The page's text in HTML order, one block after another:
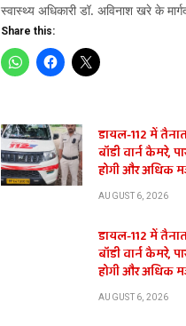
स्वास्थ्य अधिकारी डॉ. अविनाश खरे के
Share this:
डायल-112 में
बॉडी वार्न कैमरे,
होगी और अधिक
AUGUST 6, 2026
डायल-112 में
बॉडी वार्न कैमरे,
होगी और अधिक
AUGUST 6, 2026